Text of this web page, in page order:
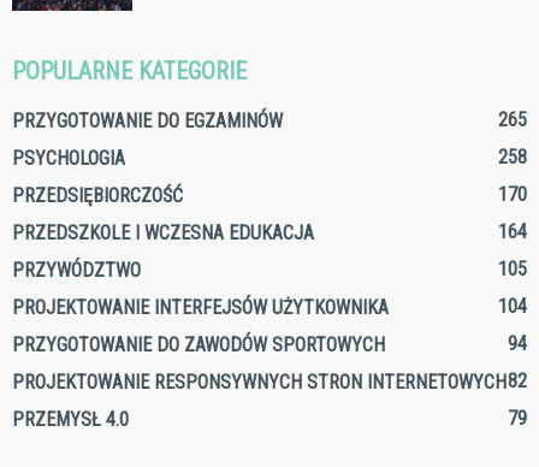
POPULARNE KATEGORIE
PRZYGOTOWANIE DO EGZAMINÓW
265
PSYCHOLOGIA
258
PRZEDSIĘBIORCZOŚĆ
170
PRZEDSZKOLE I WCZESNA EDUKACJA
164
PRZYWÓDZTWO
105
PROJEKTOWANIE INTERFEJSÓW UŻYTKOWNIKA
104
PRZYGOTOWANIE DO ZAWODÓW SPORTOWYCH
94
PROJEKTOWANIE RESPONSYWNYCH STRON INTERNETOWYCH82
PRZEMYSŁ 4.0
79